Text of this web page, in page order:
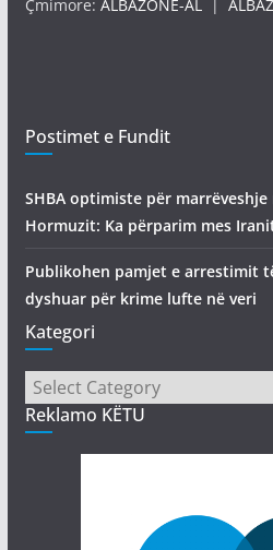
Çmimore: ALBAZONE-AL|
Postimet e Fundit
SHBA optimiste për
Hormuzit: Ka përparim mes
Publikohen pamjet e arrestimit
dyshuar për krime lufte në veri
Kategori
Kategori
Reklamo KËTU